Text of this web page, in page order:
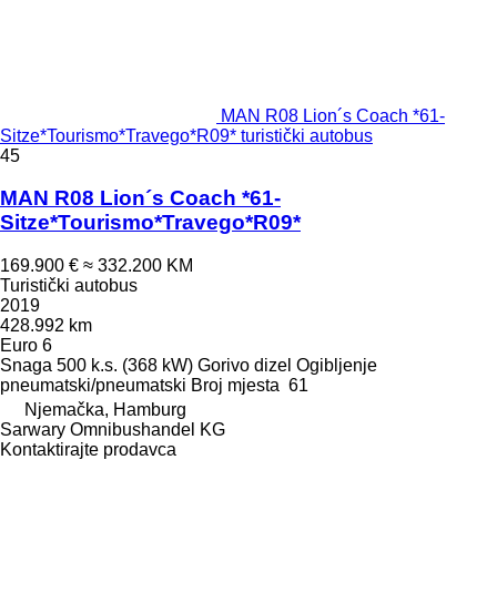
MAN R08 Lion´s Coach *61-
Sitze*Tourismo*Travego*R09* turistički autobus
45
MAN R08 Lion´s Coach *61-
Sitze*Tourismo*Travego*R09*
169.900 € ≈ 332.200 KM
Turistički autobus
2019
428.992 km
Euro 6
Snaga 500 k.s. (368 kW) Gorivo dizel Ogibljenje
pneumatski/pneumatski Broj mjesta 61
Njemačka, Hamburg
Sarwary Omnibushandel KG
Kontaktirajte prodavca